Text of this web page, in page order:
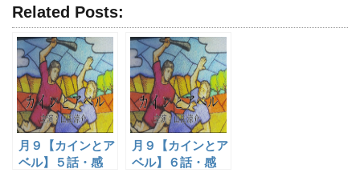
し
て
T
w
i
t
t
e
r
で
共
有
(
新
ウ
ィ
b
o
o
k
で
有
す
る
に
は
ク
リ
ッ
ク
し
て
く
し
て
G
Related Posts:
月９【カインとア
ベル】５話・感
月９【カインとア
ベル】６話・感